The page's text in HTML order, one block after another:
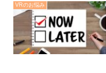
VRのお悩み